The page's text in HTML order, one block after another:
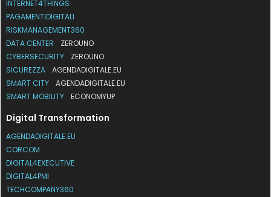
INTERNET4THINGS
PAGAMENTIDIGITALI
RISKMANAGEMENT360
DATA CENTER
ZEROUNO
CYBERSECURITY
ZEROUNO
SICUREZZA
AGENDADIGITALE.EU
SMART CITY
AGENDADIGITALE.EU
SMART MOBILITY
ECONOMYUP
Digital Transformation
AGENDADIGITALE.EU
CORCOM
DIGITAL4EXECUTIVE
DIGITAL4PMI
TECHCOMPANY360